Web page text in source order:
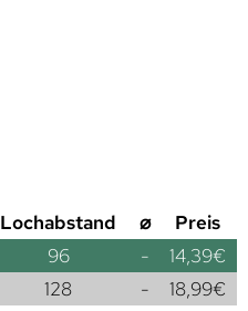
Lochabstand ⌀
Preis
96 - 14,39€
128 - 18,99€